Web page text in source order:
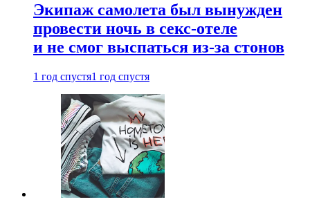
Экипаж самолета был вынужден
провести ночь в секс-отеле
и не смог выспаться из-за стонов
1 год спустя1 год спустя